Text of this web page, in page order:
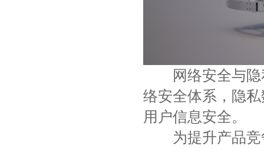
网络安全与隐
络安全体系，隐
用户信息安全。
为提升产品竞